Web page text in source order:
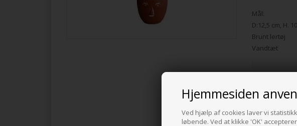
Hjemmesiden
Ved hjælp af cookies laver vi
løbende. Ved at klikke 'OK'
Mål:
D:12,5 cm, H.
Brunt lertøj
Vandtæt
30,00